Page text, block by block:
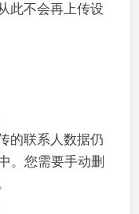
此不会再上传设
的联系人数据仍
。您需要手动删